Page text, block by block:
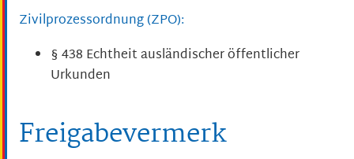
Zivilprozessordnung (ZPO):
§ 438 Echtheit ausländischer öffentlicher
Urkunden
Freigabevermerk